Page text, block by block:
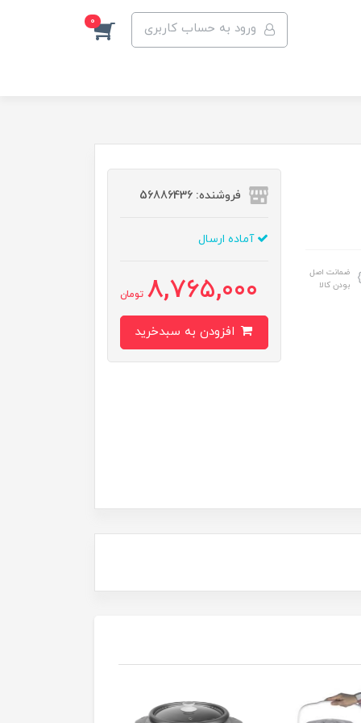
ورود به حساب کاربری 0
ضمانت اصل
بودن کالا
فروشنده: 56886436
آماده ارسال
8,765,000 تومان